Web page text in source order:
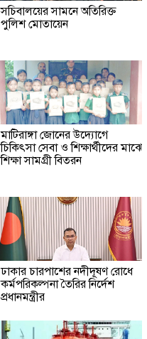
সচিবালয়ের সামনে অতিরিক্ত
পুলিশ মোতায়েন
মাটিরাঙ্গা জোনের উদ্যোগে
চিকিৎসা সেবা ও শিক্ষার্থীদের মাঝে
শিক্ষা সামগ্রী বিতরন
ঢাকার চারপাশের নদীদূষণ রোধে
কর্মপরিকল্পনা তৈরির নির্দেশ
প্রধানমন্ত্রীর